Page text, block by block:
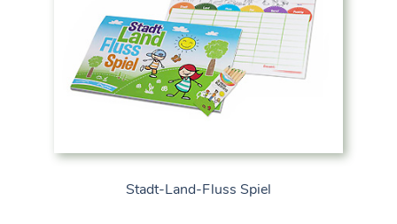
Stadt-Land-Fluss Spiel